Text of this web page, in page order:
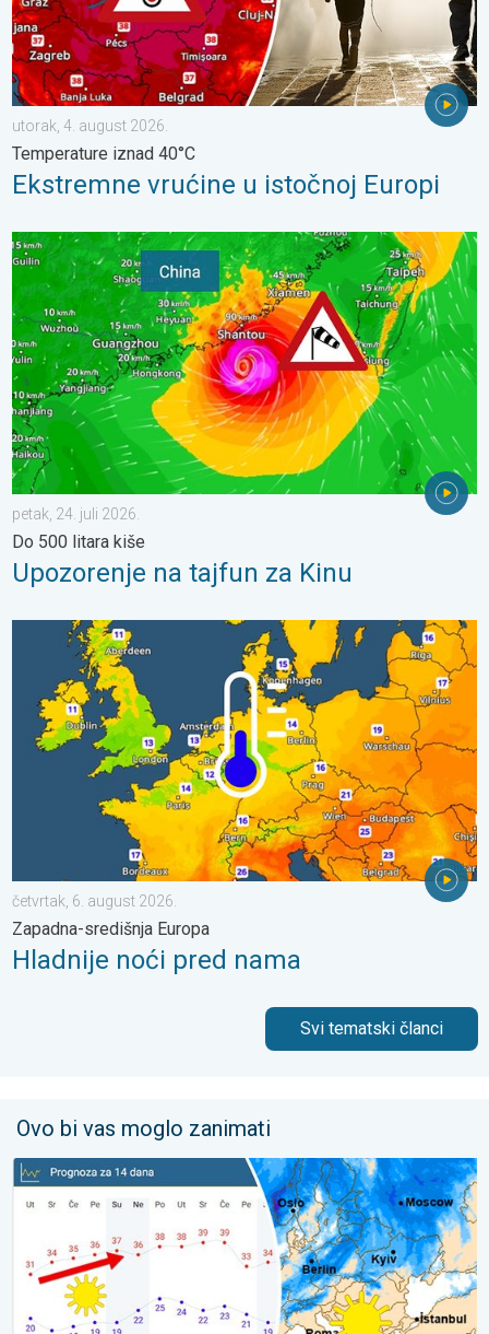
utorak, 4. august 2026.
Temperature iznad 40°C
Ekstremne vrućine u istočnoj Europi
Upozorenje na tajfun za Kinu. Do 500 litara kiše. . . petak, 24.
petak, 24. juli 2026.
Do 500 litara kiše
Upozorenje na tajfun za Kinu
Hladnije noći pred nama. Zapadna-središnja Europa. . .
četvrtak, 6. august 2026.
Zapadna-središnja Europa
Hladnije noći pred nama
Svi tematski članci
Ovo bi vas moglo zanimati
Ljeto u punom sjaju – Sunce i vruće. Većinom stabilno. . .